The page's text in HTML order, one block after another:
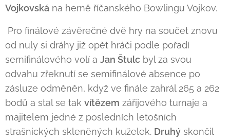
Vojkovská na herně říčanského Bowlingu Vojkov.
Pro finálové závěrečné dvě hry na součet znovu
od nuly si dráhy již opět hráči podle pořadí
semifinálového volí a Jan Štulc byl za svou
odvahu zřeknutí se semifinálové absence po
zásluze odměněn, když ve finále zahrál 265 a 262
bodů a stal se tak vítězem zářijového turnaje a
majitelem jedné z posledních letošních
strašnických skleněných kuželek. Druhý skončil